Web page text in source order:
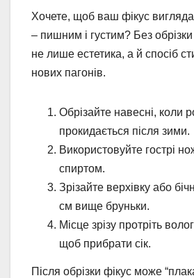
Хочете, щоб ваш фікус
– пишним і густим? Без
не лише естетика, а й спосіб
нових пагонів.
Обрізайте навесні, коли
прокидається після зими.
Використовуйте гострі
спиртом.
Зрізайте верхівку або
см вище бруньки.
Місце зрізу протріть
щоб прибрати сік.
Після обрізки фікус може